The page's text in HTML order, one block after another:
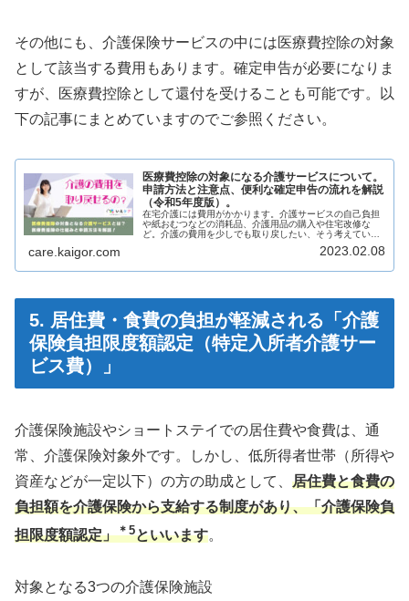
その他にも、介護保険サービスの中には医療費控除の対象
として該当する費用もあります。確定申告が必要になりま
すが、医療費控除として還付を受けることも可能です。以
下の記事にまとめていますのでご参照ください。
医療費控除の対象になる介護サービスについて。
申請方法と注意点、便利な確定申告の流れを解説
（令和5年度版）。
在宅介護には費用がかかります。介護サービスの自己負担
や紙おむつなどの消耗品、介護用品の購入や住宅改修な
ど。介護の費用を少しでも取り戻したい、そう考えている
care.kaigor.com 2023.02.08
5. 居住費・食費の負担が軽減される「介護
保険負担限度額認定（特定入所者介護サー
ビス費）」
介護保険施設やショートステイでの居住費や食費は、通
常、介護保険対象外です。しかし、低所得者世帯（所得や
資産などが一定以下）の方の助成として、 居住費と食費の
負担額を介護保険から支給する制度があり、「介護保険負
担限度額認定」 ＊5といいます。
対象となる3つの介護保険施設